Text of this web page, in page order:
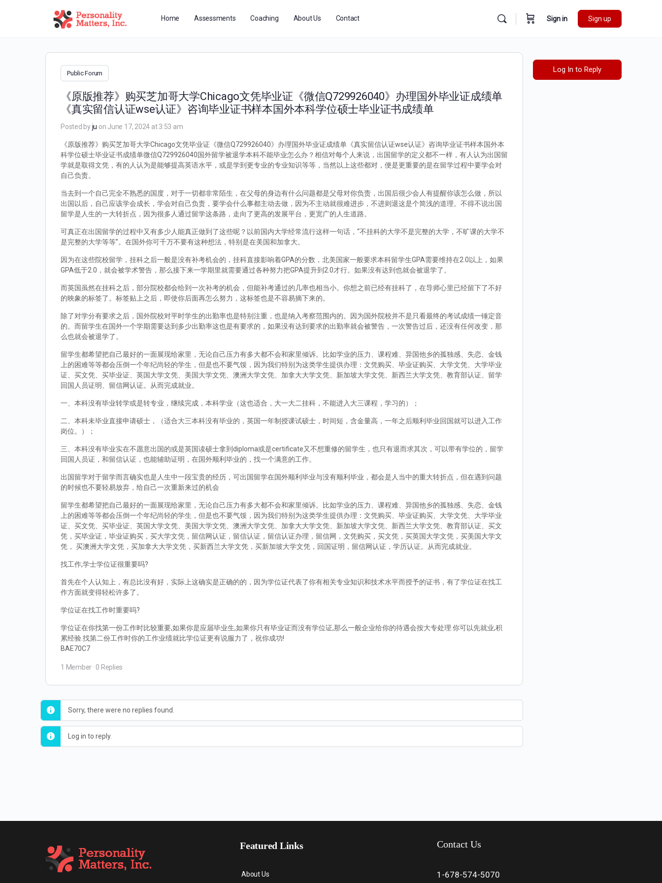
Home Assessments Coaching About Us Contact Sign in Sign up
Public Forum
《原版推荐》购买芝加哥大学Chicago文凭毕业证《微信Q729926040》办理国外毕业证成绩单
《真实留信认证wse认证》咨询毕业证书样本国外本科学位硕士毕业证书成绩单
Posted byju on June 17, 2024 at 3:53 am
《原版推荐》购买芝加哥大学Chicago文凭毕业证《微信Q729926040》办理国外毕业证成绩单《真实留信认证wse认证》咨询毕业证书样本国外本
科学位硕士毕业证书成绩单微信Q729926040国外留学被退学本科不能毕业怎么办？相信对每个人来说，出国留学的定义都不一样，有人认为出国留
学就是取得文凭，有的人认为是能够提高英语水平，或是学到更专业的专业知识等等，当然以上这些都对，便是更重要的是在留学过程中要学会对
自己负责。
当去到一个自己完全不熟悉的国度，对于一切都非常陌生，在父母的身边有什么问题都是父母对你负责，出国后很少会人有提醒你该怎么做，所以
出国以后，自己应该学会成长，学会对自己负责，要学会什么事都主动去做，因为不主动就很难进步，不进则退这是个简浅的道理。不得不说出国
留学是人生的一大转折点，因为很多人通过留学这条路，走向了更高的发展平台，更宽广的人生道路。
可真正在出国留学的过程中又有多少人能真正做到了这些呢？以前国内大学经常流行这样一句话，“不挂科的大学不是完整的大学，不旷课的大学不
是完整的大学等等”。在国外你可千万不要有这种想法，特别是在美国和加拿大。
因为在这些院校留学，挂科之后一般是没有补考机会的，挂科直接影响着GPA的分数，北美国家一般要求本科留学生GPA需要维持在2.0以上，如果
GPA低于2.0，就会被学术警告，那么接下来一学期里就需要通过各种努力把GPA提升到2.0才行。如果没有达到也就会被退学了。
而英国虽然在挂科之后，部分院校都会给到一次补考的机会，但能补考通过的几率也相当小。你想之前已经有挂科了，在导师心里已经留下了不好
的映象的标签了。标签贴上之后，即使你后面再怎么努力，这标签也是不容易摘下来的。
除了对学分有要求之后，国外院校对平时学生的出勤率也是特别注重，也是纳入考察范围内的。因为国外院校并不是只看最终的考试成绩一锤定音
的。而留学生在国外一个学期需要达到多少出勤率这也是有要求的，如果没有达到要求的出勤率就会被警告，一次警告过后，还没有任何改变，那
么也就会被退学了。
留学生都希望把自己最好的一面展现给家里，无论自己压力有多大都不会和家里倾诉。比如学业的压力、课程难、异国他乡的孤独感、失恋、金钱
上的困难等等都会压倒一个年纪尚轻的学生，但是也不要气馁，因为我们特别为这类学生提供办理：文凭购买、毕业证购买、大学文凭、大学毕业
证、买文凭、买毕业证、英国大学文凭、美国大学文凭、澳洲大学文凭、加拿大大学文凭、新加坡大学文凭、新西兰大学文凭、教育部认证、留学
回国人员证明、留信网认证。从而完成就业。
一、本科没有毕业转学或是转专业，继续完成，本科学业（这也适合，大一大二挂科，不能进入大三课程，学习的）；
二、本科未毕业直接申请硕士，（适合大三本科没有毕业的，英国一年制授课试硕士，时间短，含金量高，一年之后顺利毕业回国就可以进入工作
岗位。）；
三、本科没有毕业实在不愿意出国的或是英国读硕士拿到diploma或是certificate又不想重修的留学生，也只有退而求其次，可以带有学位的，留学
回国人员证，和留信认证，也能辅助证明，在国外顺利毕业的，找一个满意的工作。
出国留学对于留学而言确实也是人生中一段宝贵的经历，可出国留学在国外顺利毕业与没有顺利毕业，都会是人当中的重大转折点，但在遇到问题
的时候也不要轻易放弃，给自己一次重新来过的机会
留学生都希望把自己最好的一面展现给家里，无论自己压力有多大都不会和家里倾诉。比如学业的压力、课程难、异国他乡的孤独感、失恋、金钱
上的困难等等都会压倒一个年纪尚轻的学生，但是也不要气馁，因为我们特别为这类学生提供办理：文凭购买、毕业证购买、大学文凭、大学毕业
证、买文凭、买毕业证、英国大学文凭、美国大学文凭、澳洲大学文凭、加拿大大学文凭、新加坡大学文凭、新西兰大学文凭、教育部认证、买文
凭，买毕业证，毕业证购买，买大学文凭，留信网认证，留信认证，留信认证办理，留信网，文凭购买，买文凭，买英国大学文凭，买美国大学文
凭， 买澳洲大学文凭，买加拿大大学文凭，买新西兰大学文凭，买新加坡大学文凭，回国证明，留信网认证，学历认证。从而完成就业。
找工作,学士学位证很重要吗?
首先在个人认知上，有总比没有好，实际上这确实是正确的的，因为学位证代表了你有相关专业知识和技术水平而授予的证书，有了学位证在找工
作方面就变得轻松许多了。
学位证在找工作时重要吗?
学位证在你找第一份工作时比较重要,如果你是应届毕业生,如果你只有毕业证而没有学位证,那么一般企业给你的待遇会按大专处理.你可以先就业,积
累经验.找第二份工作时你的工作业绩就比学位证更有说服力了，祝你成功!
BAE70C7
1 Member · 0 Replies
Sorry, there were no replies found.
Log in to reply.
Log In to Reply
Featured Links
About Us
Contact Us
1-678-574-5070